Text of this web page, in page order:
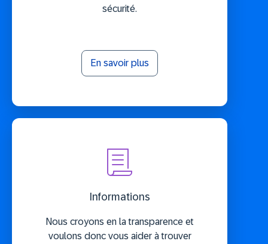
sécurité.
En savoir plus
Informations
Nous croyons en la transparence et
voulons donc vous aider à trouver